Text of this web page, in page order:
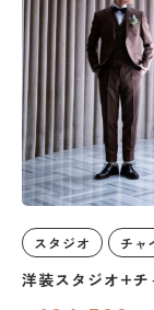
スタジオ チャ
洋装スタジオ+チ